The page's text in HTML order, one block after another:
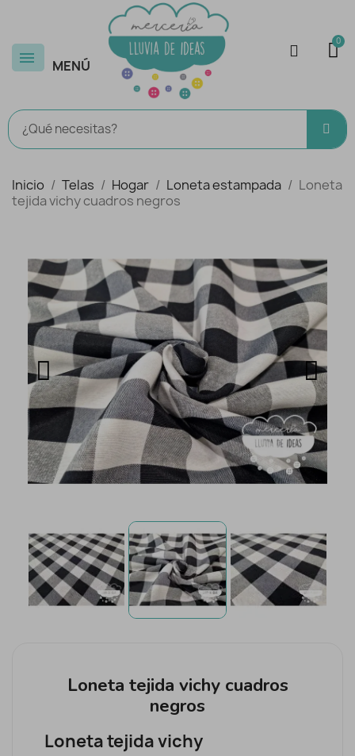
MENÚ
Inicio Telas Hogar Loneta estampada
Loneta
tejida vichy cuadros negros
Loneta tejida vichy cuadros
negros
Loneta tejida vichy